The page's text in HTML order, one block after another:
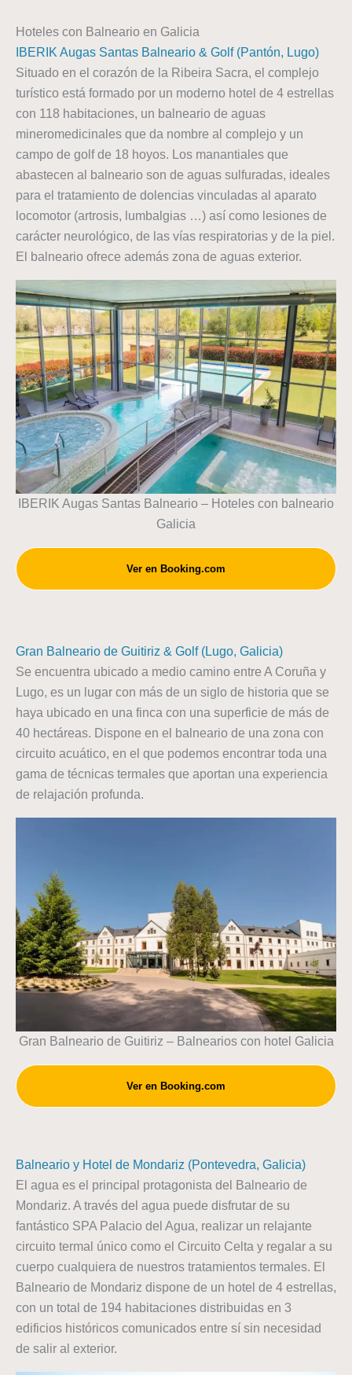
Hoteles con Balneario en Galicia
IBERIK Augas Santas Balneario & Golf (Pantón, Lugo)
Situado en el corazón de la Ribeira Sacra, el complejo
turístico está formado por un moderno hotel de 4 estrellas
con 118 habitaciones, un balneario de aguas
mineromedicinales que da nombre al complejo y un
campo de golf de 18 hoyos. Los manantiales que
abastecen al balneario son de aguas sulfuradas, ideales
para el tratamiento de dolencias vinculadas al aparato
locomotor (artrosis, lumbalgias …) así como lesiones de
carácter neurológico, de las vías respiratorias y de la piel.
El balneario ofrece además zona de aguas exterior.
IBERIK Augas Santas Balneario – Hoteles con balneario
Galicia
Ver en Booking.com
Gran Balneario de Guitiriz & Golf (Lugo, Galicia)
Se encuentra ubicado a medio camino entre A Coruña y
Lugo, es un lugar con más de un siglo de historia que se
haya ubicado en una finca con una superficie de más de
40 hectáreas. Dispone en el balneario de una zona con
circuito acuático, en el que podemos encontrar toda una
gama de técnicas termales que aportan una experiencia
de relajación profunda.
Gran Balneario de Guitiriz – Balnearios con hotel Galicia
Ver en Booking.com
Balneario y Hotel de Mondariz (Pontevedra, Galicia)
El agua es el principal protagonista del Balneario de
Mondariz. A través del agua puede disfrutar de su
fantástico SPA Palacio del Agua, realizar un relajante
circuito termal único como el Circuito Celta y regalar a su
cuerpo cualquiera de nuestros tratamientos termales. El
Balneario de Mondariz dispone de un hotel de 4 estrellas,
con un total de 194 habitaciones distribuidas en 3
edificios históricos comunicados entre sí sin necesidad
de salir al exterior.